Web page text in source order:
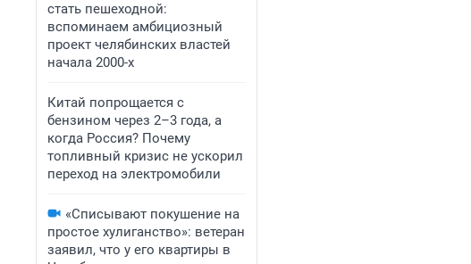
стать пешеходной:
вспоминаем амбициозный
проект челябинских властей
начала 2000-х
Китай попрощается с
бензином через 2–3 года, а
когда Россия? Почему
топливный кризис не ускорил
переход на электромобили
«Списывают покушение на
простое хулиганство»: ветеран
заявил, что у его квартиры в